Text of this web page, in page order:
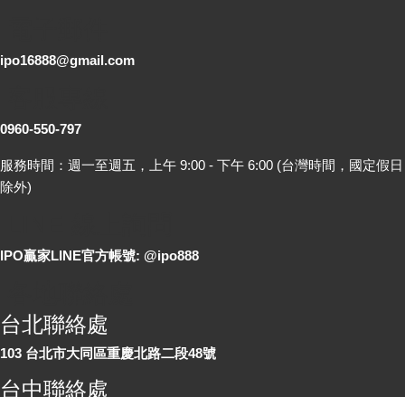
ipo16888@gmail.com
0960-550-797
服務時間：週一至週五，上午 9:00 - 下午 6:00 (台灣時間，國定假日
除外)
IPO贏家LINE官方帳號: @ipo888
台北聯絡處
103 台北市大同區重慶北路二段48號
台中聯絡處